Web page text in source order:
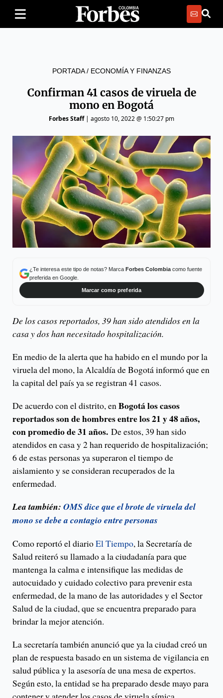
PORTADA/ ECONOMÍA Y FINANZAS
Confirman 41 casos de viruela de
mono en Bogotá
Forbes Staff| agosto 10, 2022 @ 1:50:27 pm
¿Te interesa este tipo de notas? Marca Forbes Colombiacomo fuente
preferida en Google.
Marcar como preferida
De los casos reportados, 39 han sido atendidos en la
casa y dos han necesitado hospitalización.
En medio de la alerta que ha habido en el mundo por la
viruela del mono, la Alcaldía de Bogotá informó que en
la capital del país ya se registran 41 casos.
De acuerdo con el distrito, enBogotá los casos
reportados son de hombres entre los 21 y 48 años,
con promedio de 31 años. De estos, 39 han sido
atendidos en casa y 2 han requerido de hospitalización;
6 de estas personas ya superaron el tiempo de
aislamiento y se consideran recuperados de la
enfermedad.
Lea también: OMS dice que el brote de viruela del
mono se debe a contagio entre personas
Como reportó el diarioEl Tiempo, la Secretaría de
Salud reiteró su llamado a la ciudadanía para que
mantenga la calma e intensifique las medidas de
autocuidado y cuidado colectivo para prevenir esta
enfermedad, de la mano de las autoridades y el Sector
Salud de la ciudad, que se encuentra preparado para
brindar la mejor atención.
La secretaría también anunció que ya la ciudad creó un
plan de respuesta basado en un sistema de vigilancia en
salud pública y la asesoría de una mesa de expertos.
Según esto, la entidad se ha preparado desde mayo para